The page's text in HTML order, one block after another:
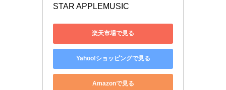
STAR APPLEMUSIC
楽天市場で見る
Yahoo!ショッピングで見る
Amazonで見る